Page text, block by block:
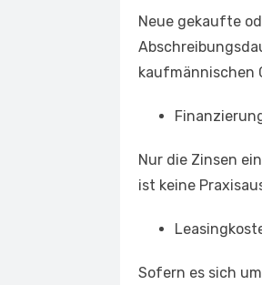
Neue gekaufte
kaufmännischen
Nur die Zinsen
ist keine
Sofern es sich